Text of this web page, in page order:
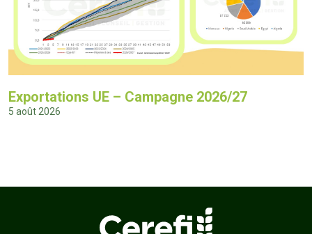
Exportations UE – Campagne 2026/27
5 août 2026